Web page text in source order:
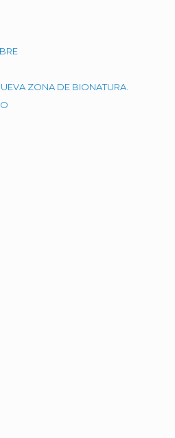
ZONA DE BIONATURA.